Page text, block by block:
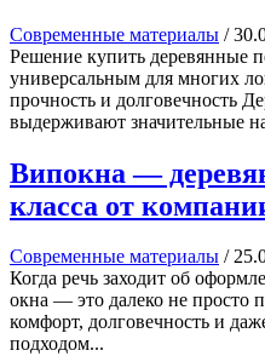
Современные материалы /
Решение купить деревянные
универсальным для многих
прочность и долговечность
выдерживают значительные
Випокна —
класса от
Современные материалы /
Когда речь заходит об
окна — это далеко не просто
комфорт, долговечность и
подходом...